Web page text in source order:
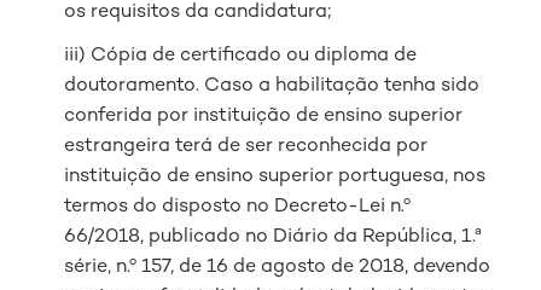
os requisitos da candidatura;
iii) Cópia de certificado ou diploma de
doutoramento. Caso a habilitação tenha sido
conferida por instituição de ensino superior
estrangeira terá de ser reconhecida por
instituição de ensino superior portuguesa, nos
termos do disposto no Decreto-Lei n.º
66/2018, publicado no Diário da República, 1.ª
série, n.º 157, de 16 de agosto de 2018, devendo